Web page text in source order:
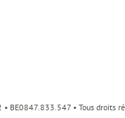
Un
BE0847.833.547 • Tous droits